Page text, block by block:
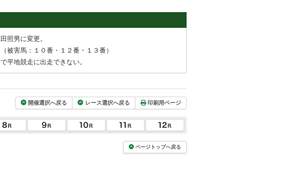
照男に変更。
被害馬：１０番・１２番・１３番）
平地競走に出走できない。
開催選択へ戻る レース選択へ戻る 印刷用ページ
ページトップへ戻る